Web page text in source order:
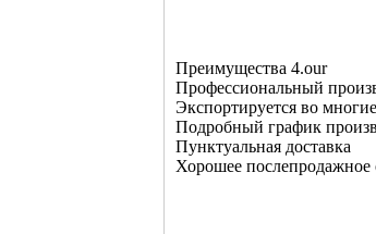
Преимущества 4.our
Профессиональный
Экспортируется во
Подробный график
Пунктуальная доставка
Хорошее послепродажное